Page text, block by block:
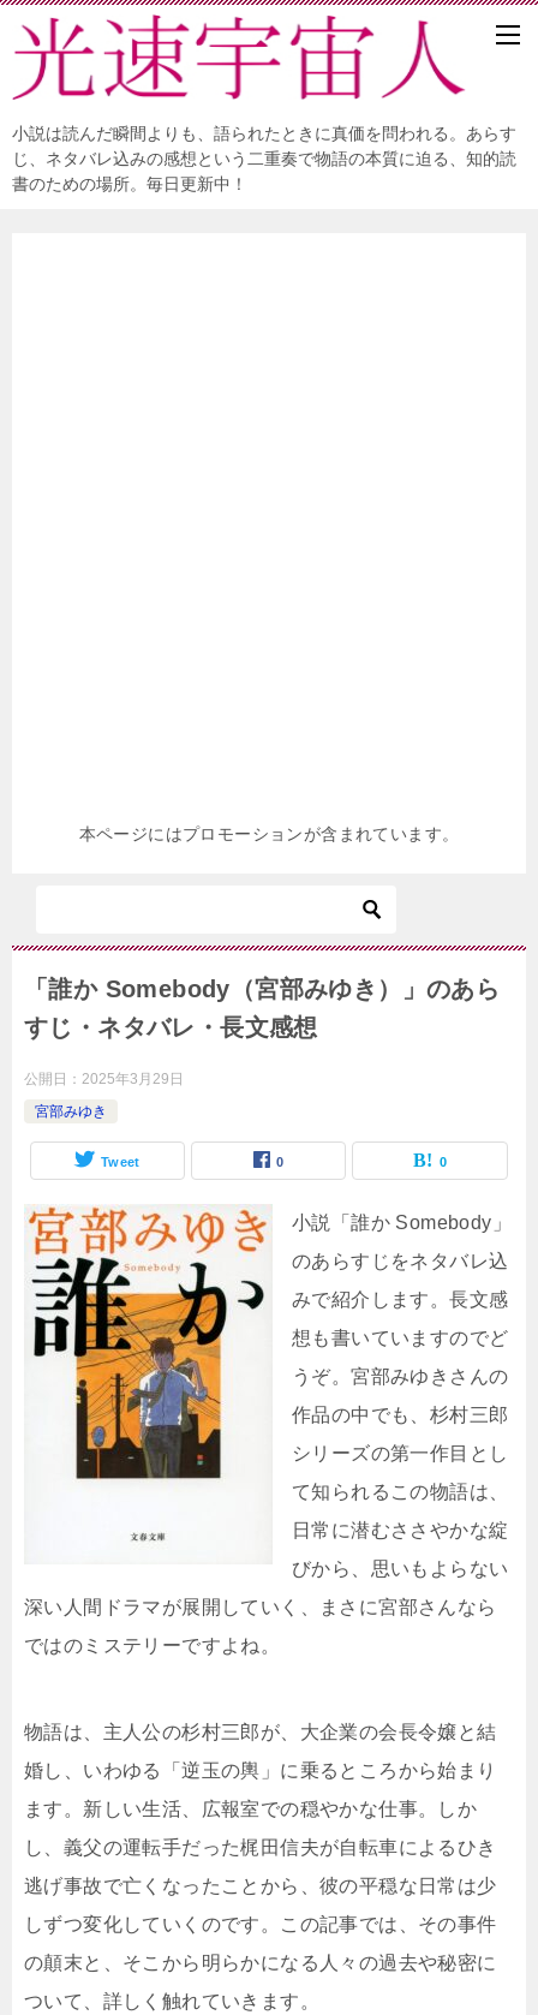
小説は読んだ瞬間よりも、語られたときに真価を問われる。あらす
じ、ネタバレ込みの感想という二重奏で物語の本質に迫る、知的読
書のための場所。毎日更新中！
本ページにはプロモーションが含まれています。
「誰か Somebody（宮部みゆき）」のあら
すじ・ネタバレ・長文感想
公開日： 2025年3月29日
宮部みゆき
Tweet 0 0
小説「誰か Somebody」
のあらすじをネタバレ込
みで紹介します。長文感
想も書いていますのでど
うぞ。宮部みゆきさんの
作品の中でも、杉村三郎
シリーズの第一作目とし
て知られるこの物語は、
日常に潜むささやかな綻
びから、思いもよらない
深い人間ドラマが展開していく、まさに宮部さんなら
ではのミステリーですよね。
物語は、主人公の杉村三郎が、大企業の会長令嬢と結
婚し、いわゆる「逆玉の輿」に乗るところから始まり
ます。新しい生活、広報室での穏やかな仕事。しか
し、義父の運転手だった梶田信夫が自転車によるひき
逃げ事故で亡くなったことから、彼の平穏な日常は少
しずつ変化していくのです。この記事では、その事件
の顛末と、そこから明らかになる人々の過去や秘密に
ついて、詳しく触れていきます。